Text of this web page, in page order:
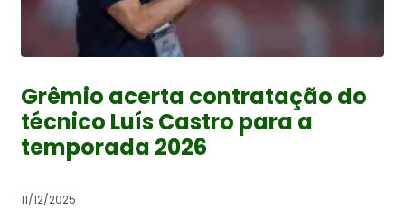
Grêmio acerta contratação do
técnico Luís Castro para a
temporada 2026
11/12/2025